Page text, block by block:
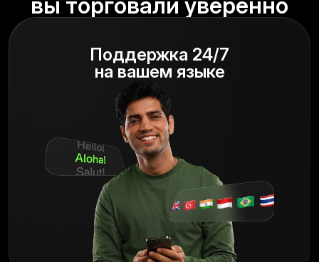
Поддержка 24/7
на вашем языке